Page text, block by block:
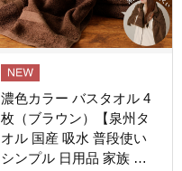
濃色カラー バスタオル 4
枚（ブラウン）【泉州タ
オル 国産 吸水 普段使い
シンプル 日用品 家族 フ